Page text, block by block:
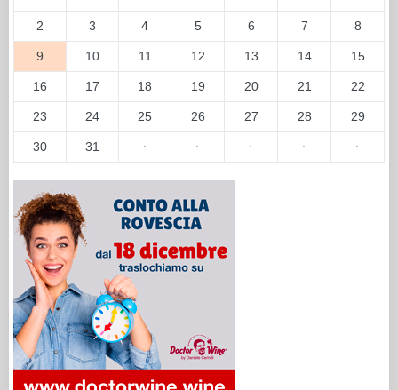
2 3 4 5 6 7 8
9 10 11 12 13 14 15
16 17 18 19 20 21 22
23 24 25 26 27 28 29
30 31 · · · · ·